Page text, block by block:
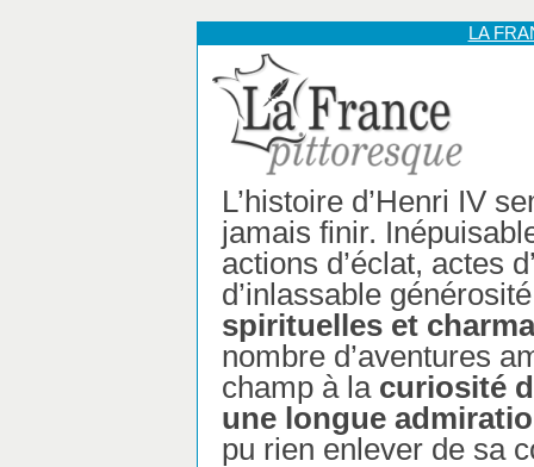
LA
L’histoire d’Henri IV
jamais finir.
actions d’éclat, actes
d’inlassable
spirituelles et
nombre d’aventures
champ à la curiosité
une longue
pu rien enlever de sa